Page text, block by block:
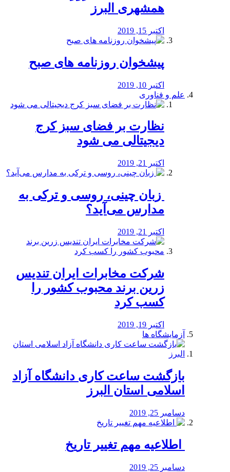
همشهری البرز
اکتبر 15, 2019
پیشخوان روزنامه های صبح
اکتبر 10, 2019
علم و فناوری
نظارت بر فضای سبز کرج
دیجیتالی می شود
اکتبر 21, 2019
️ زبان چینی، روسی و ترکی به
مدارس می‌آید؟
اکتبر 21, 2019
شرکت مخابرات ایران تندیس
زرین برند محبوب کشور را
کسب کرد
اکتبر 19, 2019
آزمایشگاه ها
بازگشت ساعت کاری دانشگاه آزاد
اسلامی استان البرز
دسامبر 25, 2019
️ اطلاعیه مهم تغییر تاریخ
دسامبر 25, 2019